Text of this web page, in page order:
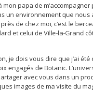
à mon papa de
un environnement que
de chez moi, c’est le
et celui de Ville-la-Grand
je dois vous dire que j’ai
engagés de Botanic.
avec vous dans un
images de ma visite du